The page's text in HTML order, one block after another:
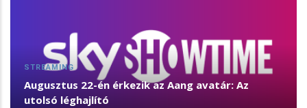
STREAMING
Augusztus 22-én érkezik az Aang avatár: Az
utolsó léghajlító